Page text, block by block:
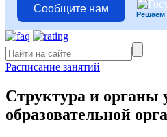
Сообщите нам Решаем
Расписание занятий
Структура и органы
образовательной